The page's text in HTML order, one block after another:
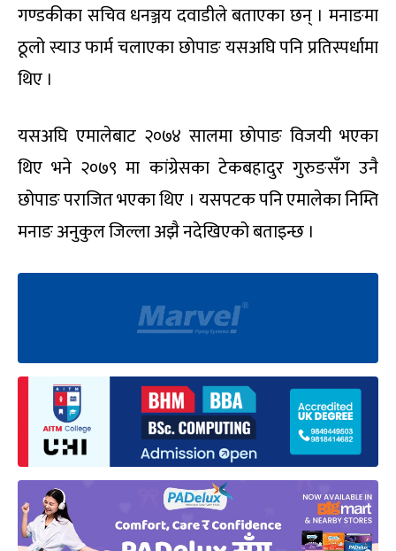
गण्डकीका सचिव धनञ्जय दवाडीले बताएका छन् । मनाङमा
ठूलो स्याउ फार्म चलाएका छोपाङ यसअघि पनि प्रतिस्पर्धामा
थिए ।
यसअघि एमालेबाट २०७४ सालमा छोपाङ विजयी भएका
थिए भने २०७९ मा कांग्रेसका टेकबहादुर गुरुङसँग उनै
छोपाङ पराजित भएका थिए । यसपटक पनि एमालेका निम्ति
मनाङ अनुकुल जिल्ला अझै नदेखिएको बताइन्छ ।